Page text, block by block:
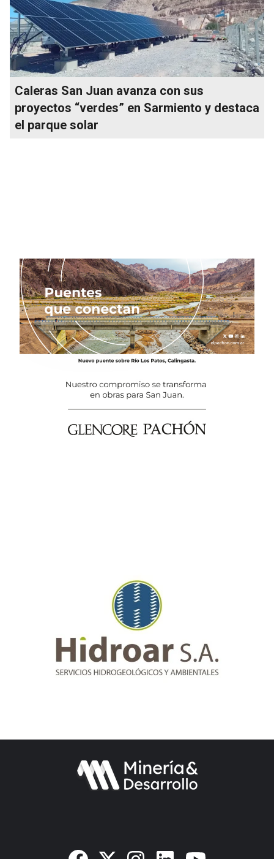
Caleras San Juan avanza con sus
proyectos “verdes” en Sarmiento y destaca
el parque solar